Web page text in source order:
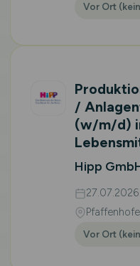
Vor Ort
/
(w/m/d)
Hipp
27.07.2026
Vor Ort